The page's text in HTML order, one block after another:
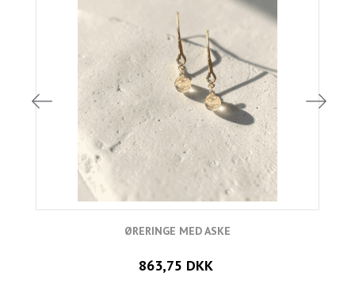
ØRERINGE MED ASKE
863,75 DKK